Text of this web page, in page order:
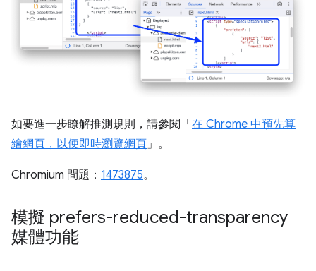
如要進一步瞭解推測規則，請參閱「在 Chrome 中預先算
繪網頁，以便即時瀏覽網頁 」。
Chromium 問題： 1473875。
模擬 prefers-reduced-transparency
媒體功能